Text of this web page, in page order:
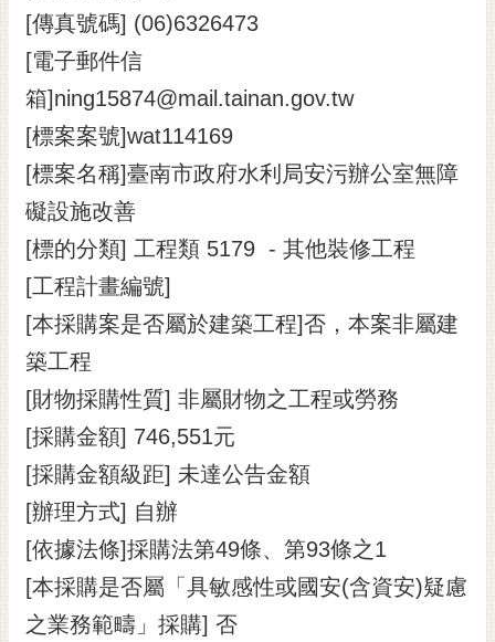
網
站
導
覽
訂
閱
RSS
訂
閱
電
子
報
市
民
信
箱
English
日
本
語
[傳真號碼] (06)6326473
[電子郵件信
箱]ning15874@mail.tainan.gov.tw
[標案案號]wat114169
[標案名稱]臺南市政府水利局安污辦公室無障
礙設施改善
[標的分類] 工程類 5179 - 其他裝修工程
[工程計畫編號]
[本採購案是否屬於建築工程]否，本案非屬建
築工程
[財物採購性質] 非屬財物之工程或勞務
[採購金額] 746,551元
[採購金額級距] 未達公告金額
[辦理方式] 自辦
[依據法條]採購法第49條、第93條之1
[本採購是否屬「具敏感性或國安(含資安)疑慮
之業務範疇」採購] 否